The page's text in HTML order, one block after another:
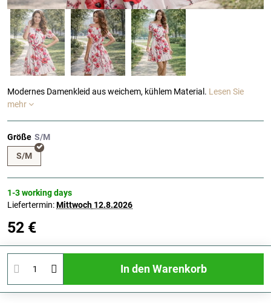
Modernes Damenkleid aus weichem, kühlem Material. Lesen Sie
mehr
Größe
S/M
1-3 working days
Liefertermin:Mittwoch 12.8.2026
52 €
In den Warenkorb